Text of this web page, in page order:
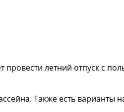
летний отпуск с
Также есть варианты